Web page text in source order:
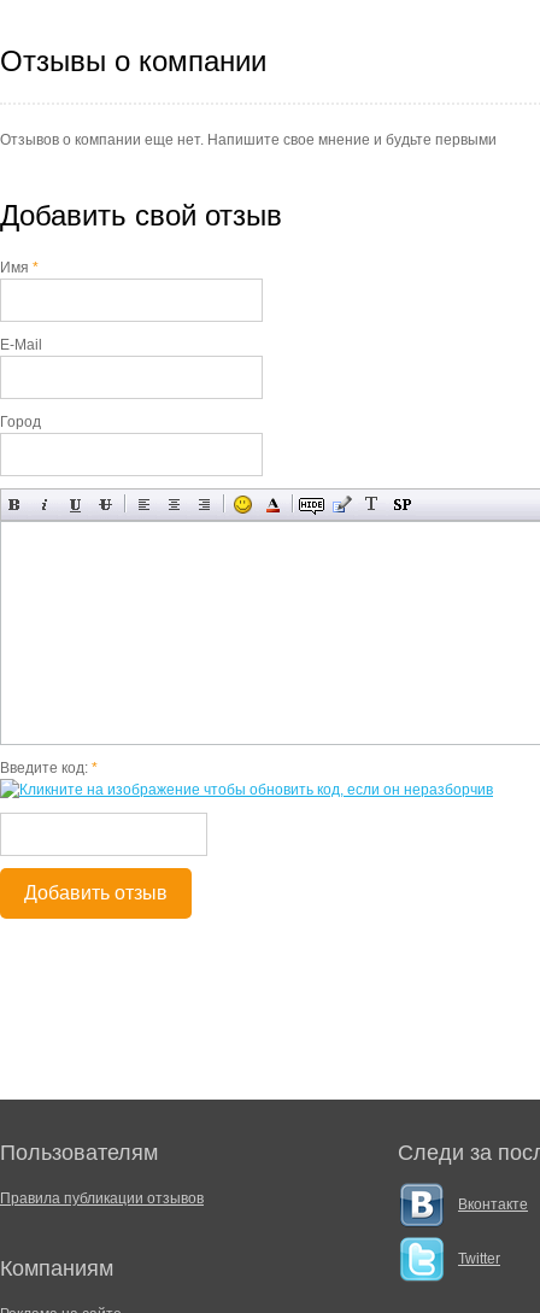
Отзывы о компании
Отзывов о компании еще нет. Напишите свое мнение и будьте первыми
Добавить свой отзыв
Имя *
E-Mail
Город
Введите код: *
Добавить отзыв
Пользователям
Правила публикации отзывов
Компаниям
Следи за
Вконтакте
Twitter